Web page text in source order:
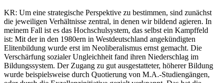
KR: Um eine strategische Perspektive zu bestimmen, sind zunächst
die jeweiligen Verhältnisse zentral, in denen wir bildend agieren. In
meinem Fall ist es das Hochschulsystem, das selbst ein Kampffeld
ist: Mit der in den 1980ern in Westdeutschland angekündigten
Elitenbildung wurde erst im Neoliberalismus ernst gemacht. Die
Verschärfung sozialer Ungleichheit fand ihren Niederschlag im
Bildungssystem. Der Zugang zu gut ausgestatteter, höherer Bildung
wurde beispielsweise durch Quotierung von M.A.-Studiengängen,